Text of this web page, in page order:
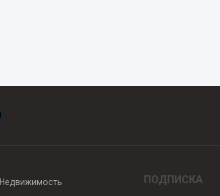
Недвижимость ПОДПИСКА